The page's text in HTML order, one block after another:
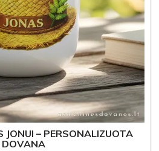
JONUI – PERSONALIZUOTA
DOVANA